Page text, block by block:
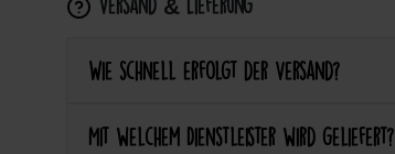
Versand & Lieferung
Wie schnell erfolgt der Versand?
Mit welchem Dienstleister wird geliefert?